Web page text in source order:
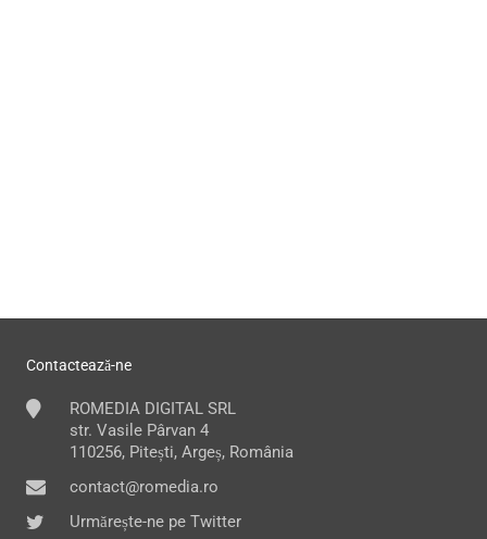
Contactează-ne
ROMEDIA DIGITAL SRL
str. Vasile Pârvan 4
110256, Pitești, Argeș, România
contact@romedia.ro
Urmărește-ne pe Twitter